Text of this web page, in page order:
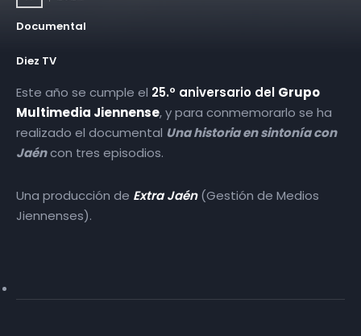
Documental
Diez TV
Este año se cumple el 25.º aniversario del Grupo
Multimedia Jiennense, y para conmemorarlo se ha
realizado el documental Una historia en sintonía con
Jaéncon tres episodios.
Una producción de Extra Jaén(Gestión de Medios
Jiennenses).